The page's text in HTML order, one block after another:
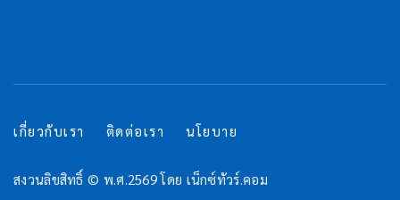
เกี่ยวกับเรา ติดต่อเรา นโยบาย
สงวนลิขสิทธิ์ © พ.ศ.2569 โดย เน็กซ์ทัวร์.คอม